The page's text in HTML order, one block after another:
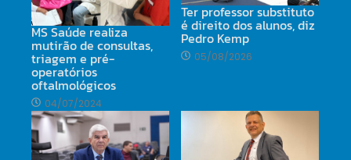
MS Saúde realiza
mutirão de consultas,
triagem e pré-
operatórios
oftalmológicos
04/07/2024
Ter professor substituto
é direito dos alunos, diz
Pedro Kemp
05/08/2026